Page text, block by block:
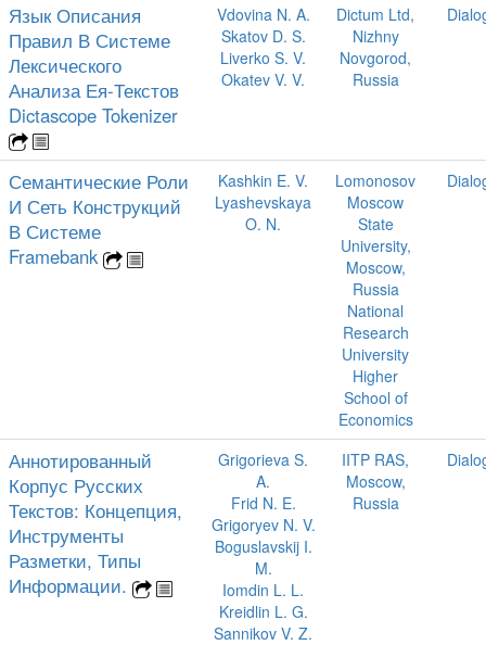
Язык Описания
Правил В Системе
Лексического
Анализа Ея-Текстов
Dictascope Tokenizer
Vdovina N. A.
Skatov D. S.
Liverko S. V.
Okatev V. V.
Dictum Ltd,
Nizhny
Novgorod,
Russia
Семантические Роли
И Сеть Конструкций
В Системе
Framebank
Kashkin E. V.
Lyashevskaya
O. N.
Lomonosov
Moscow
State
University,
Moscow,
Russia
National
Research
University
Higher
School of
Economics
Аннотированный
Корпус Русских
Текстов: Концепция,
Инструменты
Разметки, Типы
Информации.
Grigorieva S.
A.
Frid N. E.
Grigoryev N. V.
Boguslavskij I.
M.
Iomdin L. L.
Kreidlin L. G.
Sannikov V. Z.
IITP RAS,
Moscow,
Russia